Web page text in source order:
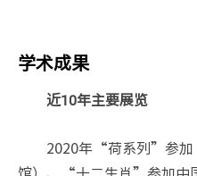
学术成果
近10年主要展览
2020年“荷系列”参